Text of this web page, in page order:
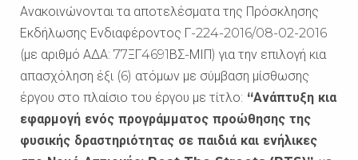
Ανακοινώνονται τα αποτελέσματα της Πρόσκλησης
Εκδήλωσης Ενδιαφέροντος Γ-224-2016/08-02-2016
(με αριθμό ΑΔΑ: 77ΞΓ4691ΒΣ-ΜΙΠ) για την επιλογή κια
απασχόληση έξι (6) ατόμων με σύμβαση μίσθωσης
έργου στο πλαίσιο του έργου με τίτλο: “Ανάπτυξη κια
εφαρμογή ενός προγράμματος προώθησης της
φυσικής δραστηριότητας σε παιδιά και ενήλικες